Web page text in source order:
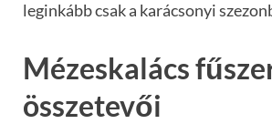
leginkább csak a karácsonyi
Mézeskalács
összetevői